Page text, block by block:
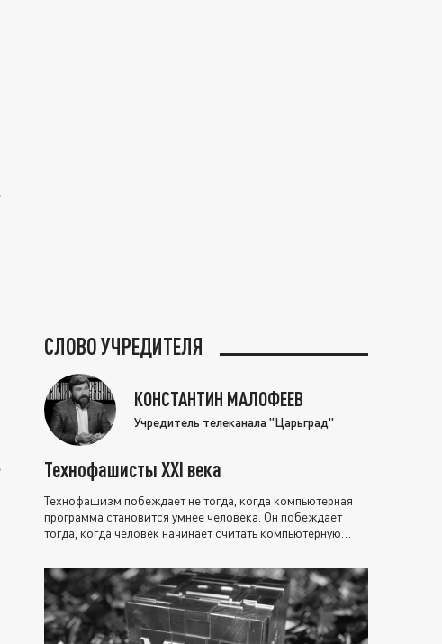
СЛОВО УЧРЕДИТЕЛЯ
КОНСТАНТИН МАЛОФЕЕВ
Учредитель телеканала "Царьград"
Технофашисты XXI века
Технофашизм побеждает не тогда, когда компьютерная
программа становится умнее человека. Он побеждает
тогда, когда человек начинает считать компьютерную